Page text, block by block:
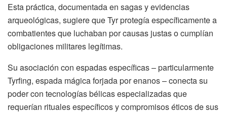
Esta práctica, documentada en sagas y evidencias
arqueológicas, sugiere que Tyr protegía específicamente a
combatientes que luchaban por causas justas o cumplían
obligaciones militares legítimas.
Su asociación con espadas específicas – particularmente
Tyrfing, espada mágica forjada por enanos – conecta su
poder con tecnologías bélicas especializadas que
requerían rituales específicos y compromisos éticos de sus